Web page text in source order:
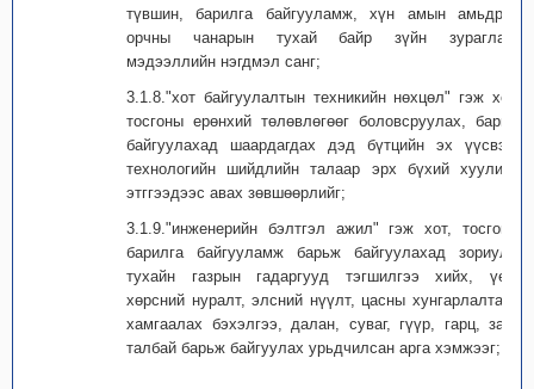
түвшин, барилга байгууламж, хүн амын амьдрах
орчны чанарын тухай байр зүйн зураглал,
мэдээллийн нэгдмэл санг;
3.1.8."хот байгуулалтын техникийн нөхцөл" гэж хот,
тосгоны ерөнхий төлөвлөгөөг боловсруулах, барьж
байгуулахад шаардагдах дэд бүтцийн эх үүсвэр,
технологийн шийдлийн талаар эрх бүхий хуулийн
этггээдээс авах зөвшөөрлийг;
3.1.9."инженерийн бэлтгэл ажил" гэж хот, тосгоны
барилга байгууламж барьж байгуулахад зориулж
тухайн газрын гадаргууд тэгшилгээ хийх, үер,
хөрсний нуралт, элсний нүүлт, цасны хунгарлалтаас
хамгаалах бэхэлгээ, далан, суваг, гүүр, гарц, зам,
талбай барьж байгуулах урьдчилсан арга хэмжээг;